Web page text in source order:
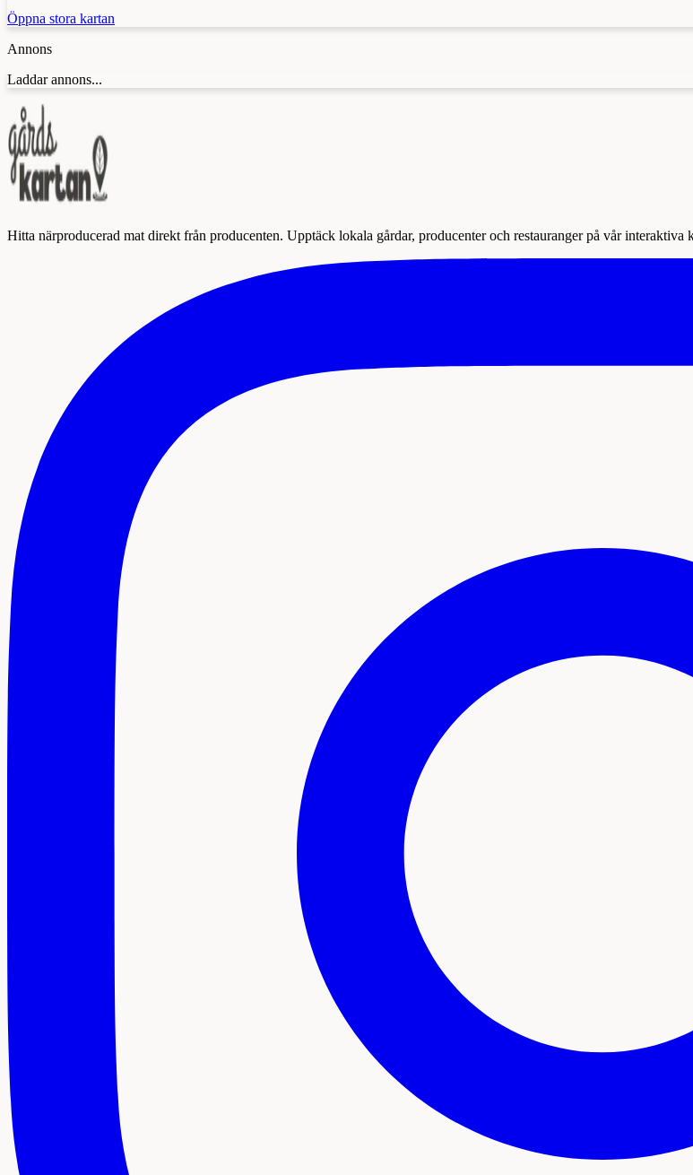
Öppna stora kartan
Annons
Laddar annons...
Hitta närproducerad mat direkt från producenten. Upptäck lokala gårdar, producenter och restauranger på vår interaktiva